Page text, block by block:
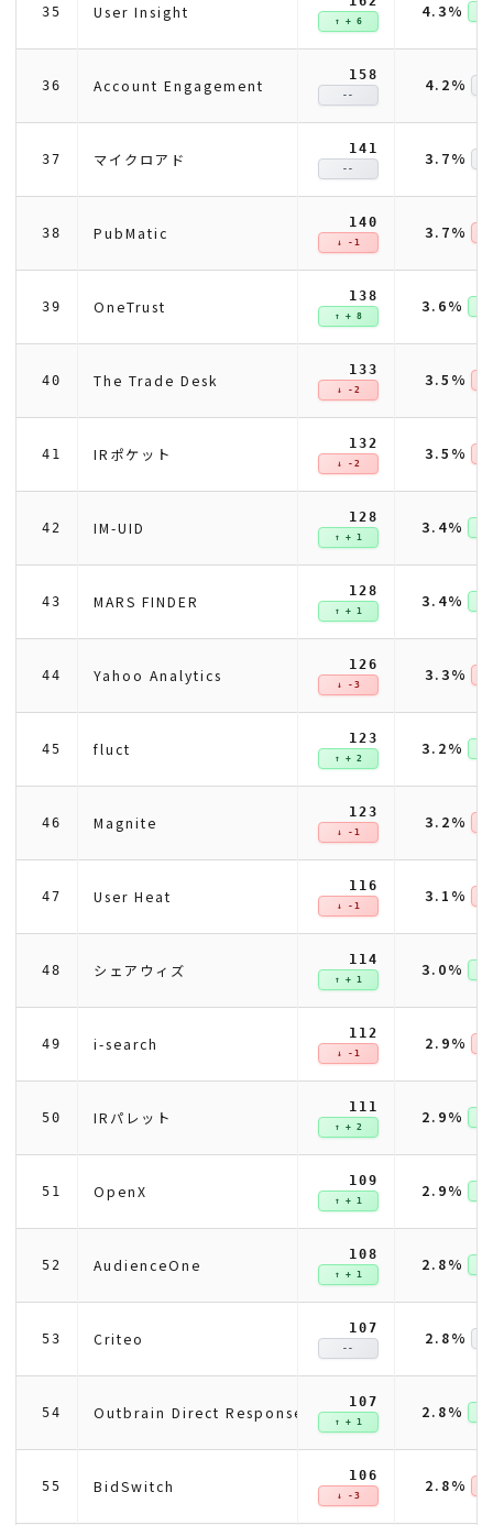
35 User Insight ↑ + 6 4.3%
36 Account Engagement
158
-- 4.2%
37 マイクロアド
141
-- 3.7%
38 PubMatic
140
↓ -1 3.7%
39 OneTrust
138
↑ + 8 3.6%
40 The Trade Desk
133
↓ -2 3.5%
41 IRポケット
132
↓ -2 3.5%
42 IM-UID
128
↑ + 1 3.4%
43 MARS FINDER
128
↑ + 1 3.4%
44 Yahoo Analytics
126
↓ -3 3.3%
45 fluct
123
↑ + 2 3.2%
46 Magnite
123
↓ -1 3.2%
47 User Heat
116
↓ -1 3.1%
48 シェアウィズ
114
↑ + 1 3.0%
49 i-search
112
↓ -1 2.9%
50 IRパレット
111
↑ + 2 2.9%
51 OpenX
109
↑ + 1 2.9%
52 AudienceOne
108
↑ + 1 2.8%
53 Criteo
107
-- 2.8%
54 Outbrain Direct Response
107
↑ + 1 2.8%
55 BidSwitch
106
↓ -3 2.8%